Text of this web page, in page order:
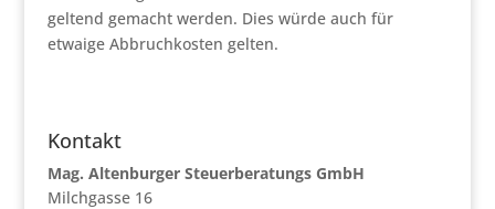
geltend gemacht werden. Dies würde auch für
etwaige Abbruchkosten gelten.
Kontakt
Mag. Altenburger Steuerberatungs GmbH
Milchgasse 16